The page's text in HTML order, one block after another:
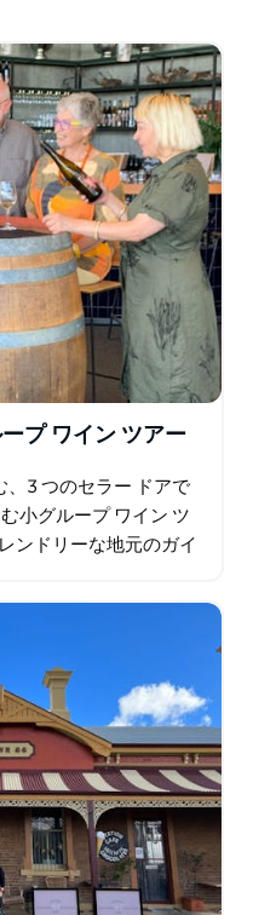
プ ワイン ツアー
、3 つのセラー ドアで
小グループ ワイン ツ
ンドリーな地元のガイ
か発見できます…